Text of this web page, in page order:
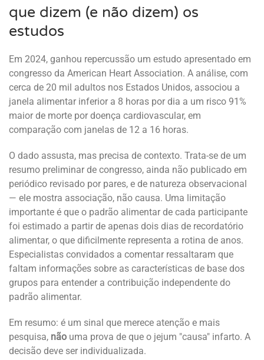
que dizem (e não dizem) os
estudos
Em 2024, ganhou repercussão um estudo apresentado em
congresso da American Heart Association. A análise, com
cerca de 20 mil adultos nos Estados Unidos, associou a
janela alimentar inferior a 8 horas por dia a um risco 91%
maior de morte por doença cardiovascular, em
comparação com janelas de 12 a 16 horas.
O dado assusta, mas precisa de contexto. Trata-se de um
resumo preliminar de congresso, ainda não publicado em
periódico revisado por pares, e de natureza observacional
— ele mostra associação, não causa. Uma limitação
importante é que o padrão alimentar de cada participante
foi estimado a partir de apenas dois dias de recordatório
alimentar, o que dificilmente representa a rotina de anos.
Especialistas convidados a comentar ressaltaram que
faltam informações sobre as características de base dos
grupos para entender a contribuição independente do
padrão alimentar.
Em resumo: é um sinal que merece atenção e mais
pesquisa, não uma prova de que o jejum "causa" infarto. A
decisão deve ser individualizada.